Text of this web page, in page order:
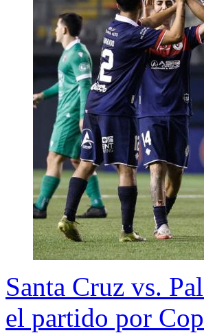
Santa Cruz vs.
el partido por